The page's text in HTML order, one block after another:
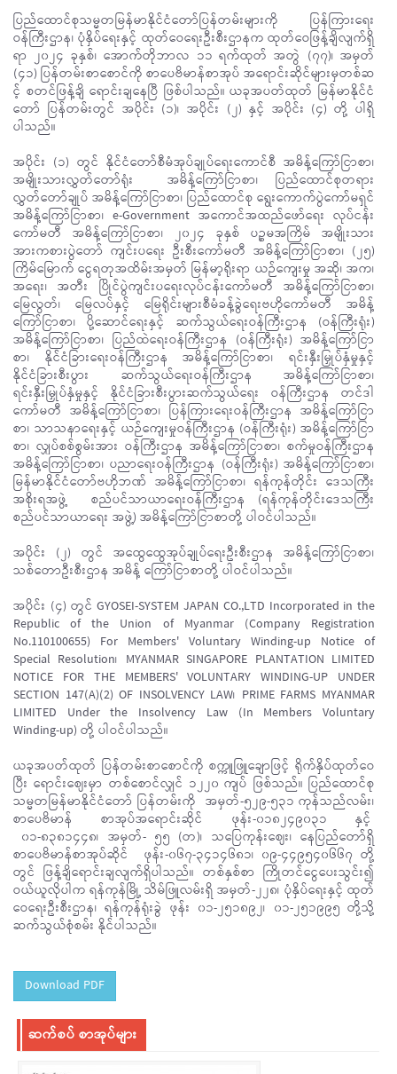
ပြည်ထောင်စုသမ္မတမြန်မာနိုင်ငံတော်ပြန်တမ်းများကို ပြန်ကြားရေး
ဝန်ကြီးဌာန၊ ပုံနှိပ်ရေးနှင့် ထုတ်ဝေရေးဦးစီးဌာနက ထုတ်ဝေဖြန့်ချိလျက်ရှိ
ရာ ၂၀၂၄ ခုနှစ်၊ အောက်တိုဘာလ ၁၁ ရက်ထုတ် အတွဲ (၇၇)၊ အမှတ်
(၄၁) ပြန်တမ်းစာစောင်ကို စာပေဗိမာန်စာအုပ် အရောင်းဆိုင်များမှတစ်ဆ
င့် စတင်ဖြန့်ချိ ရောင်းချနေပြီ ဖြစ်ပါသည်။ ယခုအပတ်ထုတ် မြန်မာနိုင်ငံ
တော် ပြန်တမ်းတွင် အပိုင်း (၁)၊ အပိုင်း (၂) နှင့် အပိုင်း (၄) တို့ ပါရှိ
ပါသည်။
အပိုင်း (၁) တွင် နိုင်ငံတော်စီမံအုပ်ချုပ်ရေးကောင်စီ အမိန့်ကြော်ငြာစာ၊
အမျိုးသားလွှတ်တော်ရုံး အမိန့်ကြော်ငြာစာ၊ ပြည်ထောင်စုတရား
လွှတ်တော်ချုပ် အမိန့်ကြော်ငြာစာ၊ ပြည်ထောင်စု ရွေးကောက်ပွဲကော်မရှင်
အမိန့်ကြော်ငြာစာ၊ e-Government အကောင်အထည်ဖော်ရေး လုပ်ငန်း
ကော်မတီ အမိန့်ကြော်ငြာစာ၊ ၂၀၂၄ ခုနှစ် ပဉ္စမအကြိမ် အမျိုးသား
အားကစားပွဲတော် ကျင်းပရေး ဦးစီးကော်မတီ အမိန့်ကြော်ငြာစာ၊ (၂၅)
ကြိမ်မြောက် ငွေရတုအထိမ်းအမှတ် မြန်မာ့ရိုးရာ ယဉ်ကျေးမှု အဆို၊ အက၊
အရေး၊ အတီး ပြိုင်ပွဲကျင်းပရေးလုပ်ငန်းကော်မတီ အမိန့်ကြော်ငြာစာ၊
မြေလွတ်၊ မြေလပ်နှင့် မြေရိုင်းများစီမံခန့်ခွဲရေးဗဟိုကော်မတီ အမိန့်
ကြော်ငြာစာ၊ ပို့ဆောင်ရေးနှင့် ဆက်သွယ်ရေးဝန်ကြီးဌာန (ဝန်ကြီးရုံး)
အမိန့်ကြော်ငြာစာ၊ ပြည်ထဲရေးဝန်ကြီးဌာန (ဝန်ကြီးရုံး) အမိန့်ကြော်ငြာ
စာ၊ နိုင်ငံခြားရေးဝန်ကြီးဌာန အမိန့်ကြော်ငြာစာ၊ ရင်းနှီးမြှုပ်နှံမှုနှင့်
နိုင်ငံခြားစီးပွား ဆက်သွယ်ရေးဝန်ကြီးဌာန အမိန့်ကြော်ငြာစာ၊
ရင်းနှီးမြှုပ်နှံမှုနှင့် နိုင်ငံခြားစီးပွားဆက်သွယ်ရေး ဝန်ကြီးဌာန တင်ဒါ
ကော်မတီ အမိန့်ကြော်ငြာစာ၊ ပြန်ကြားရေးဝန်ကြီးဌာန အမိန့်ကြော်ငြာ
စာ၊ သာသနာရေးနှင့် ယဉ်ကျေးမှုဝန်ကြီးဌာန (ဝန်ကြီးရုံး) အမိန့်ကြော်ငြာ
စာ၊ လျှပ်စစ်စွမ်းအား ဝန်ကြီးဌာန အမိန့်ကြော်ငြာစာ၊ စက်မှုဝန်ကြီးဌာန
အမိန့်ကြော်ငြာစာ၊ ပညာရေးဝန်ကြီးဌာန (ဝန်ကြီးရုံး) အမိန့်ကြော်ငြာစာ၊
မြန်မာနိုင်ငံတော်ဗဟိုဘဏ် အမိန့်ကြော်ငြာစာ၊ ရန်ကုန်တိုင်း ဒေသကြီး
အစိုးရအဖွဲ့ စည်ပင်သာယာရေးဝန်ကြီးဌာန (ရန်ကုန်တိုင်းဒေသကြီး
စည်ပင်သာယာရေး အဖွဲ့) အမိန့်ကြော်ငြာစာတို့ ပါဝင်ပါသည်။
အပိုင်း (၂) တွင် အထွေထွေအုပ်ချုပ်ရေးဦးစီးဌာန အမိန့်ကြော်ငြာစာ၊
သစ်တောဦးစီးဌာန အမိန့် ကြော်ငြာစာတို့ ပါဝင်ပါသည်။
အပိုင်း (၄) တွင် GYOSEI-SYSTEM JAPAN CO.,LTD Incorporated in the
Republic of the Union of Myanmar (Company Registration
No.110100655) For Members' Voluntary Winding-up Notice of
Special Resolution၊ MYANMAR SINGAPORE PLANTATION LIMITED
NOTICE FOR THE MEMBERS' VOLUNTARY WINDING-UP UNDER
SECTION 147(A)(2) OF INSOLVENCY LAW၊ PRIME FARMS MYANMAR
LIMITED Under the Insolvency Law (In Members Voluntary
Winding-up) တို့ ပါဝင်ပါသည်။
ယခုအပတ်ထုတ် ပြန်တမ်းစာစောင်ကို စက္ကူဖြူချောဖြင့် ရိုက်နှိပ်ထုတ်ဝေ
ပြီး ရောင်းဈေးမှာ တစ်စောင်လျှင် ၁၂၂၀ ကျပ် ဖြစ်သည်။ ပြည်ထောင်စု
သမ္မတမြန်မာနိုင်ငံတော် ပြန်တမ်းကို အမှတ်-၅၂၉-၅၃၁ ကုန်သည်လမ်း၊
စာပေဗိမာန် စာအုပ်အရောင်းဆိုင် ဖုန်း-၀၁၈၂၄၉၀၃၁ နှင့်
၀၁-၈၃၈၁၄၄၈၊ အမှတ်- ၅၅ (တ)၊ သပြေကုန်းဈေး၊ နေပြည်တော်ရှိ
စာပေဗိမာန်စာအုပ်ဆိုင် ဖုန်း-၀၆၇-၃၄၁၄၆၈၁၊ ၀၉-၄၄၉၅၄၀၆၆၇ တို့
တွင် ဖြန့်ချိရောင်းချလျက်ရှိပါသည်။ တစ်နှစ်စာ ကြိုတင်ငွေပေးသွင်း၍
ဝယ်ယူလိုပါက ရန်ကုန်မြို့ သိမ်ဖြူလမ်းရှိ အမှတ်-၂၂၈၊ ပုံနှိပ်ရေးနှင့် ထုတ်
ဝေရေးဦးစီးဌာန၊ ရန်ကုန်ရုံးခွဲ ဖုန်း ၀၁-၂၅၁၈၉၂၊ ၀၁-၂၅၁၉၉၅ တို့သို့
ဆက်သွယ်စုံစမ်း နိုင်ပါသည်။
Download PDF
ဆက်စပ် စာအုပ်များ